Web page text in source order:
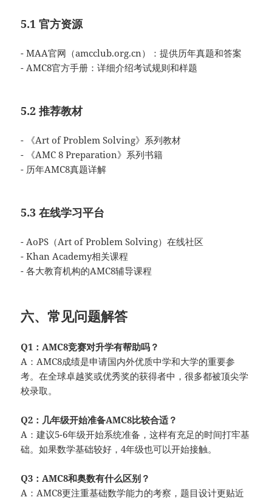
5.1 官方资源
- MAA官网（amcclub.org.cn）：提供历年真题和答案
- AMC8官方手册：详细介绍考试规则和样题
5.2 推荐教材
- 《Art of Problem Solving》系列教材
- 《AMC 8 Preparation》系列书籍
- 历年AMC8真题详解
5.3 在线学习平台
- AoPS（Art of Problem Solving）在线社区
- Khan Academy相关课程
- 各大教育机构的AMC8辅导课程
六、常见问题解答
Q1：AMC8竞赛对升学有帮助吗？
A：AMC8成绩是申请国内外优质中学和大学的重要参
考。在全球卓越奖或优秀奖的获得者中，很多都被顶尖学
校录取。
Q2：几年级开始准备AMC8比较合适？
A：建议5-6年级开始系统准备，这样有充足的时间打牢基
础。如果数学基础较好，4年级也可以开始接触。
Q3：AMC8和奥数有什么区别？
A：AMC8更注重基础数学能力的考察，题目设计更贴近